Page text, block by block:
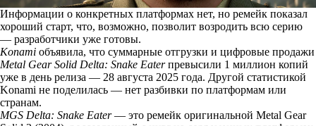
Информации о конкретных платформах нет, но ремейк показал
хороший старт, что, возможно, позволит возродить всю серию
— разработчики уже готовы.
Konami объявила, что суммарные отгрузки и цифровые продажи
Metal Gear Solid Delta: Snake Eaterпревысили 1 миллион копий
уже в день релиза — 28 августа 2025 года. Другой статистикой
Konami не поделилась — нет разбивки по платформам или
странам.
MGS Delta: Snake Eater— это ремейк оригинальной Metal Gear